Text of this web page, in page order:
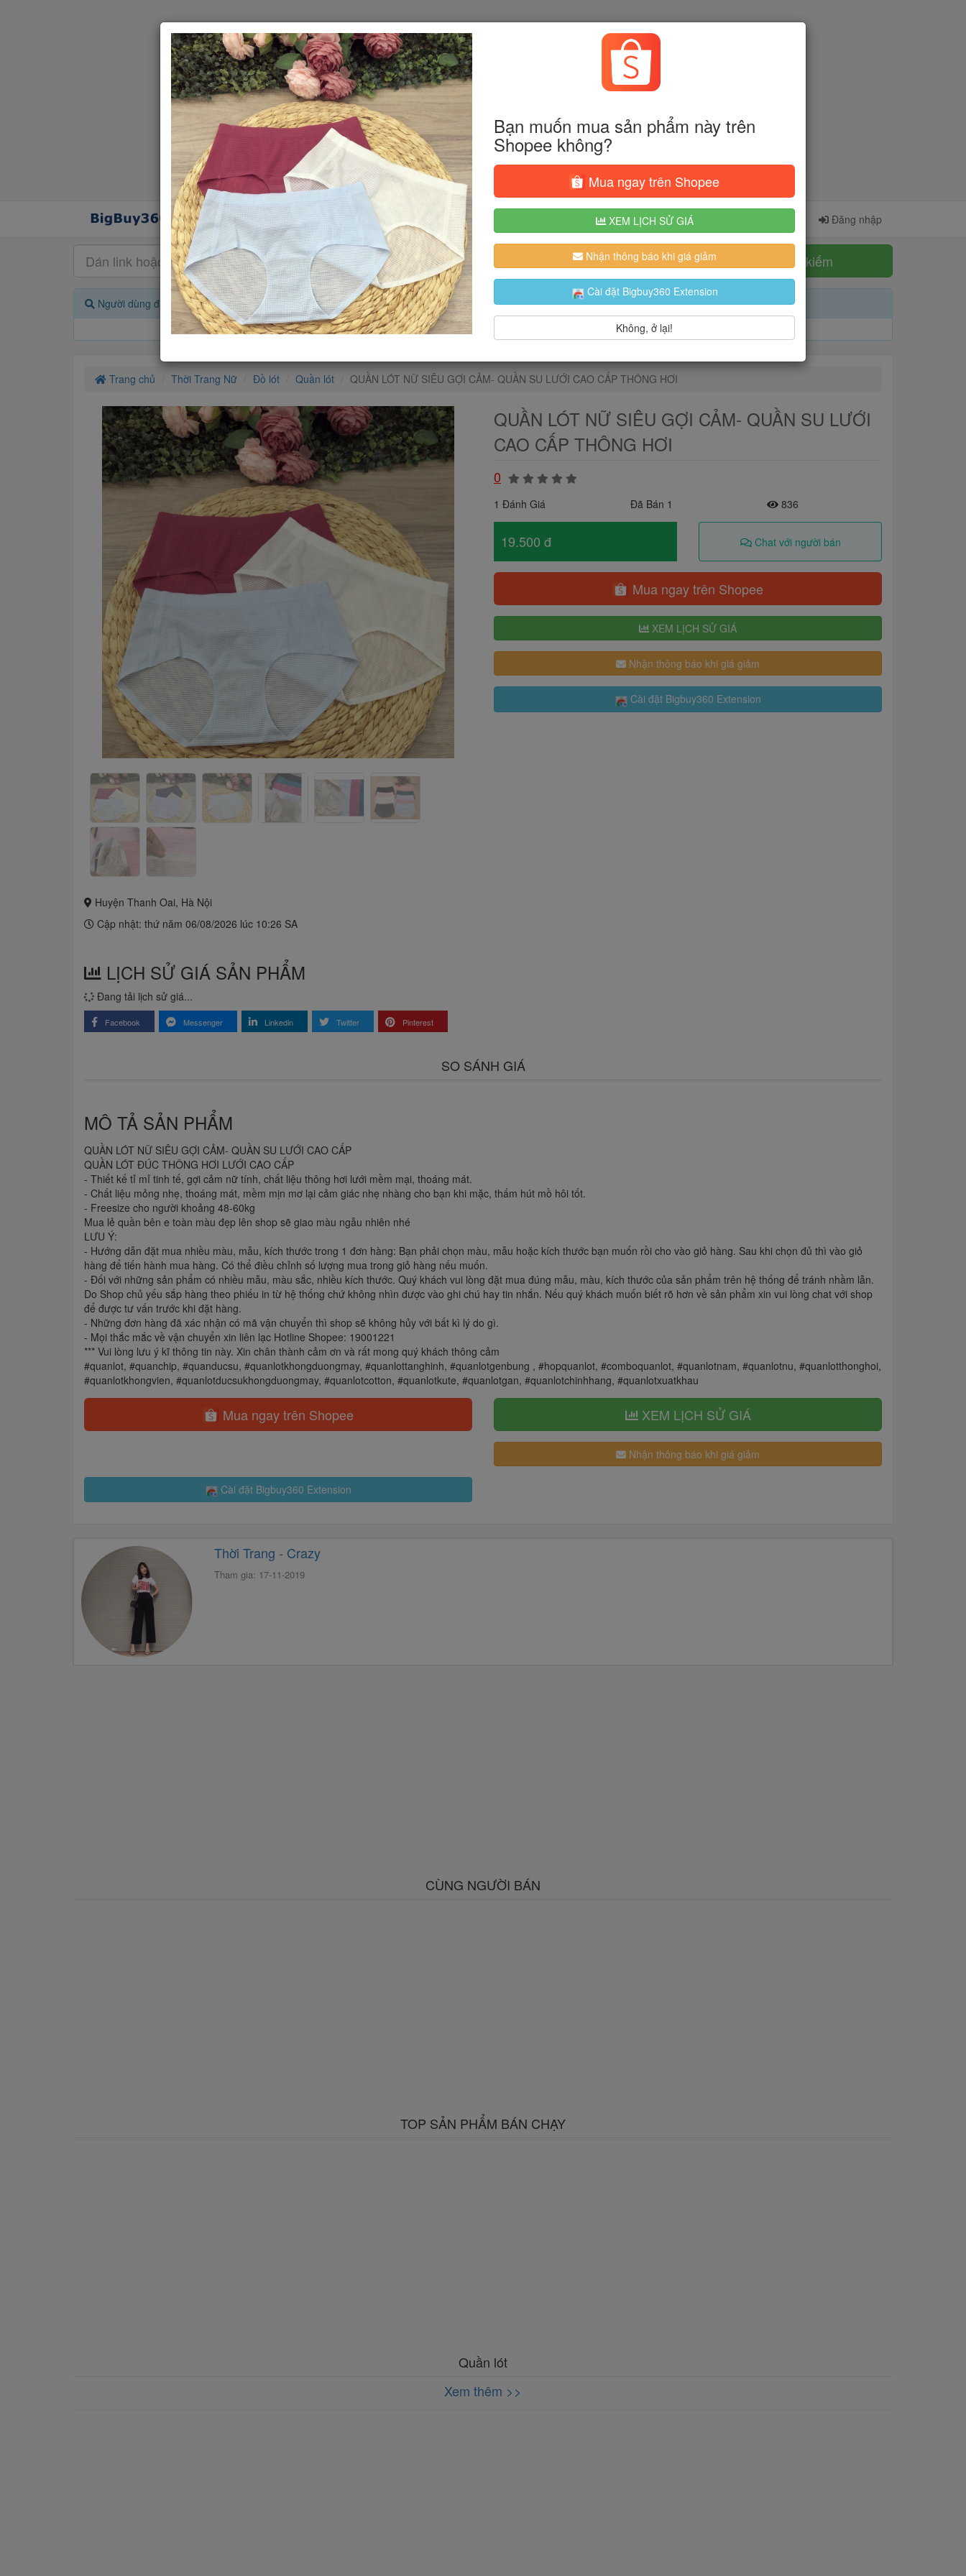
Cài đặt Extension Đăng nhập
Tìm kiếm
Người dùng đang quan tâm đến 🔥...
Trang chủ Thời Trang Nữ Đồ lót Quần lót QUẦN LÓT NỮ SIÊU GỢI CẢM- QUẦN SU LƯỚI CAO CẤP THÔNG HƠI
QUẦN LÓT NỮ SIÊU GỢI CẢM- QUẦN SU LƯỚI
CAO CẤP THÔNG HƠI
0
1 Đánh Giá Đã Bán 1 836
19.500 đ Chat với người bán
Mua ngay trên Shopee
XEM LỊCH SỬ GIÁ
Nhận thông báo khi giá giảm
Cài đặt Bigbuy360 Extension
Huyện Thanh Oai, Hà Nội
Cập nhật: thứ năm 06/08/2026 lúc 10:26 SA
LỊCH SỬ GIÁ SẢN PHẨM
Đang tải lịch sử giá...
Facebook Messenger Linkedin Twitter Pinterest
SO SÁNH GIÁ
MÔ TẢ SẢN PHẨM
QUẦN LÓT NỮ SIÊU GỢI CẢM- QUẦN SU LƯỚI CAO CẤP
QUẦN LÓT ĐÚC THÔNG HƠI LƯỚI CAO CẤP
- Thiết kế tỉ mỉ tinh tế, gợi cảm nữ tính, chất liệu thông hơi lưới mềm mại, thoáng mát.
- Chất liệu mỏng nhẹ, thoáng mát, mềm mịn mơ lại cảm giác nhẹ nhàng cho bạn khi mặc, thấm hút mồ hôi tốt.
- Freesize cho người khoảng 48-60kg
Mua lẻ quần bên e toàn màu đẹp lên shop sẽ giao màu ngẫu nhiên nhé
LƯU Ý:
- Hướng dẫn đặt mua nhiều màu, mẫu, kích thước trong 1 đơn hàng: Bạn phải chọn màu, mẫu hoặc kích thước bạn muốn rồi cho vào giỏ hàng. Sau khi chọn đủ thì vào giỏ
hàng để tiến hành mua hàng. Có thể điều chỉnh số lượng mua trong giỏ hàng nếu muốn.
- Đối với những sản phẩm có nhiều mẫu, màu sắc, nhiều kích thước. Quý khách vui lòng đặt mua đúng mẫu, màu, kích thước của sản phẩm trên hệ thống để tránh nhầm lẫn.
Do Shop chủ yếu sắp hàng theo phiếu in từ hệ thống chứ không nhìn được vào ghi chú hay tin nhắn. Nếu quý khách muốn biết rõ hơn về sản phẩm xin vui lòng chat với shop
để được tư vấn trước khi đặt hàng.
- Những đơn hàng đã xác nhận có mã vận chuyển thì shop sẽ không hủy với bất kì lý do gì.
- Mọi thắc mắc về vận chuyển xin liên lạc Hotline Shopee: 19001221
*** Vui lòng lưu ý kĩ thông tin này. Xin chân thành cảm ơn và rất mong quý khách thông cảm
#quanlot, #quanchip, #quanducsu, #quanlotkhongduongmay, #quanlottanghinh, #quanlotgenbung , #hopquanlot, #comboquanlot, #quanlotnam, #quanlotnu, #quanlotthonghoi,
#quanlotkhongvien, #quanlotducsukhongduongmay, #quanlotcotton, #quanlotkute, #quanlotgan, #quanlotchinhhang, #quanlotxuatkhau
Mua ngay trên Shopee XEM LỊCH SỬ GIÁ
Nhận thông báo khi giá giảm
Cài đặt Bigbuy360 Extension
Thời Trang - Crazy
Tham gia: 17-11-2019
CÙNG NGƯỜI BÁN
TOP SẢN PHẨM BÁN CHẠY
Quần lót
Xem thêm >>
Bạn muốn mua sản phẩm này trên
Shopee không?
Mua ngay trên Shopee
XEM LỊCH SỬ GIÁ
Nhận thông báo khi giá giảm
Cài đặt Bigbuy360 Extension
Không, ở lại!